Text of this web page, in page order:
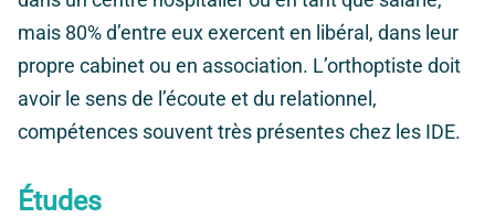
mais 80% d’entre eux exercent en libéral, dans leur
propre cabinet ou en association. L’orthoptiste doit
avoir le sens de l’écoute et du relationnel,
compétences souvent très présentes chez les IDE.
Études